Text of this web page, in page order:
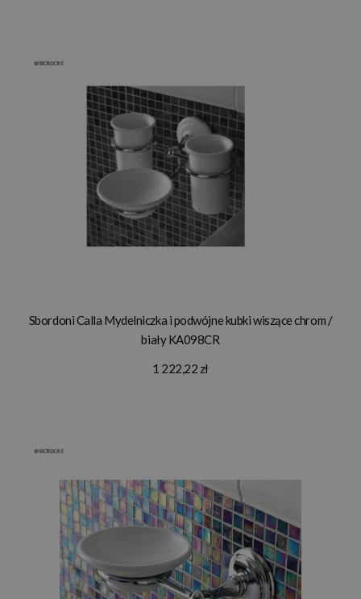
Sbordoni Calla Mydelniczka i podwójne kubki wiszące chrom /
biały KA098CR
1 222,22 zł